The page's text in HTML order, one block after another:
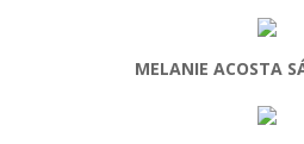
MELANIE ACOSTA